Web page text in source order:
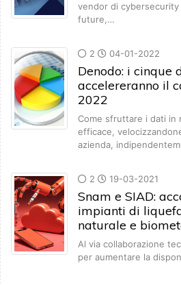
vendor di
future,…
2 04-01-2022
Denodo: i cinque
accelereranno il
2022
Come sfruttare i dati in
efficace,
azienda,
2 19-03-2021
Snam e SIAD:
impianti di
naturale e
Al via collaborazione
per aumentare la